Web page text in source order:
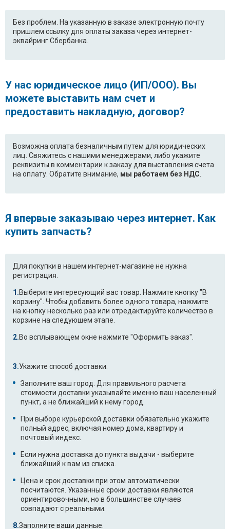
Без проблем. На указанную в заказе электронную почту
пришлем ссылку для оплаты заказа через интернет-
эквайринг Сбербанка.
У нас юридическое лицо (ИП/ООО). Вы
можете выставить нам счет и
предоставить накладную, договор?
Возможна оплата безналичным путем для юридических
лиц. Свяжитесь с нашими менеджерами, либо укажите
реквизиты в комментарии к заказу для выставления счета
на оплату. Обратите внимание, мы работаем без НДС
Я впервые заказываю через интернет. Как
купить запчасть?
Для покупки в нашем интернет-магазине не нужна
регистрация.
Выберите интересующий вас товар. Нажмите кнопку "В
корзину". Чтобы добавить более одного товара, нажмите
на кнопку несколько раз или отредактируйте количество в
корзине на следуюшем этапе.
Во всплывающем окне нажмите "Оформить заказ".
Укажите способ доставки.
Заполните ваш город. Для правильного расчета
стоимости доставки указывайте именно ваш населенный
пункт, а не ближайший к нему город.
При выборе курьерской доставки обязательно укажите
полный адрес, включая номер дома, квартиру и
почтовый индекс.
Если нужна доставка до пункта выдачи - выберите
ближайший к вам из списка.
Цена и срок доставки при этом автоматически
посчитаются. Указанные сроки доставки являются
ориентировочными, но в большинстве случаев
совпадают с реальными.
Заполните ваши данные.